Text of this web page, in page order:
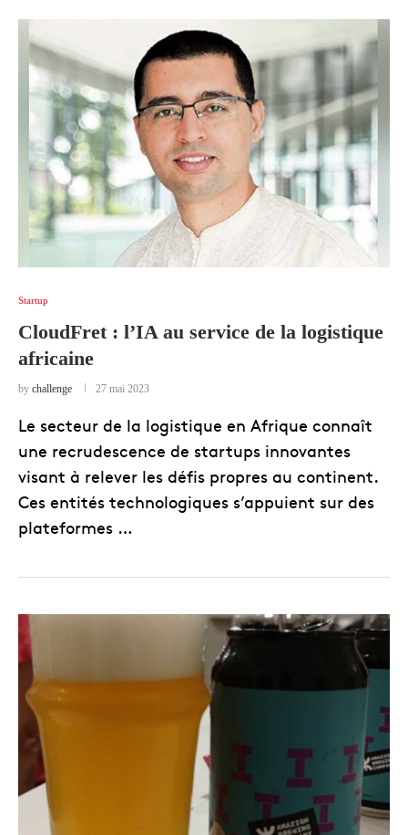
Startup
CloudFret : l’IA au service de la logistique
africaine
by challenge 27 mai 2023
Le secteur de la logistique en Afrique connaît
une recrudescence de startups innovantes
visant à relever les défis propres au continent.
Ces entités technologiques s’appuient sur des
plateformes …